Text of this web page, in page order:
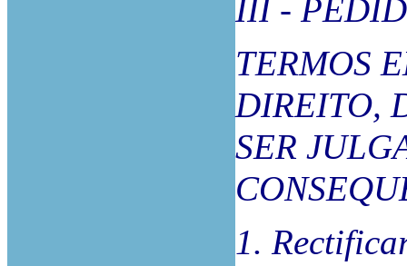
III -
TERMOS
DIREITO,
SER
1.